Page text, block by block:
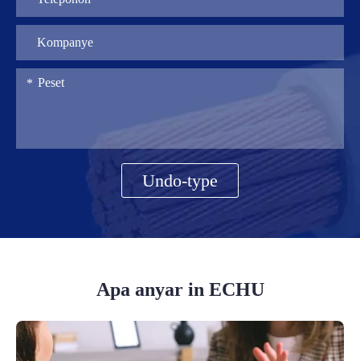
Undo-type
Apa anyar in ECHU